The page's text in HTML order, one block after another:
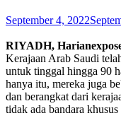
September 4, 2022
RIYADH,
Kerajaan Arab Saudi
untuk tinggal hingga 90
hanya itu, mereka juga
dan berangkat dari
tidak ada bandara